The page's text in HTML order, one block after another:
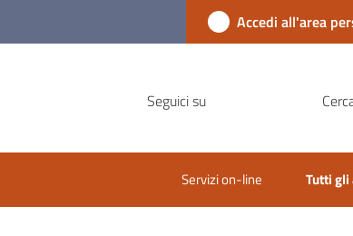
Accedi all'area
Seguici su
Servizi on-line Tutti